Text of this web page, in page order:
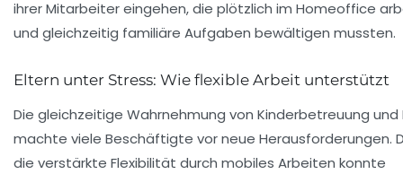
ihrer Mitarbeiter eingehen, die plötzlich im Homeoffice
und gleichzeitig familiäre Aufgaben bewältigen mussten.
Eltern unter Stress: Wie flexible Arbeit unterstützt
Die gleichzeitige Wahrnehmung von Kinderbetreuung und
machte viele Beschäftigte vor neue Herausforderungen.
die verstärkte Flexibilität durch mobiles Arbeiten konnte